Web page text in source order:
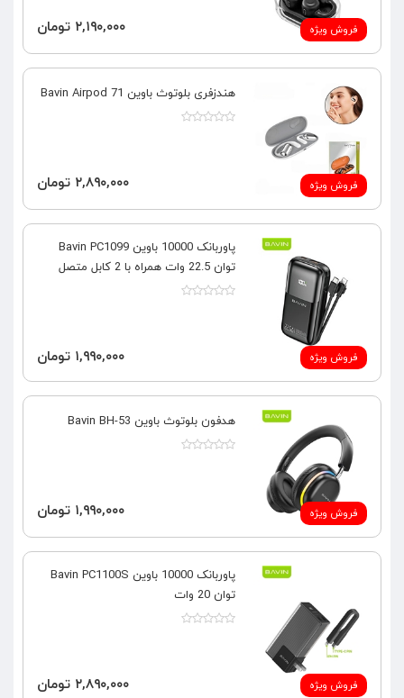
فروش ویژه ۲,۱۹۰,۰۰۰ تومان
فروش ویژه
هندزفری بلوتوث باوین Bavin Airpod 71
۲,۸۹۰,۰۰۰ تومان
فروش ویژه
پاوربانک 10000 باوین Bavin PC1099
توان 22.5 وات همراه با 2 کابل متصل
۱,۹۹۰,۰۰۰ تومان
فروش ویژه
هدفون بلوتوث باوین Bavin BH-53
۱,۹۹۰,۰۰۰ تومان
فروش ویژه
پاوربانک 10000 باوین Bavin PC1100S
توان 20 وات
۲,۸۹۰,۰۰۰ تومان